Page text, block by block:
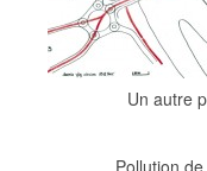
Un autre
Pollution